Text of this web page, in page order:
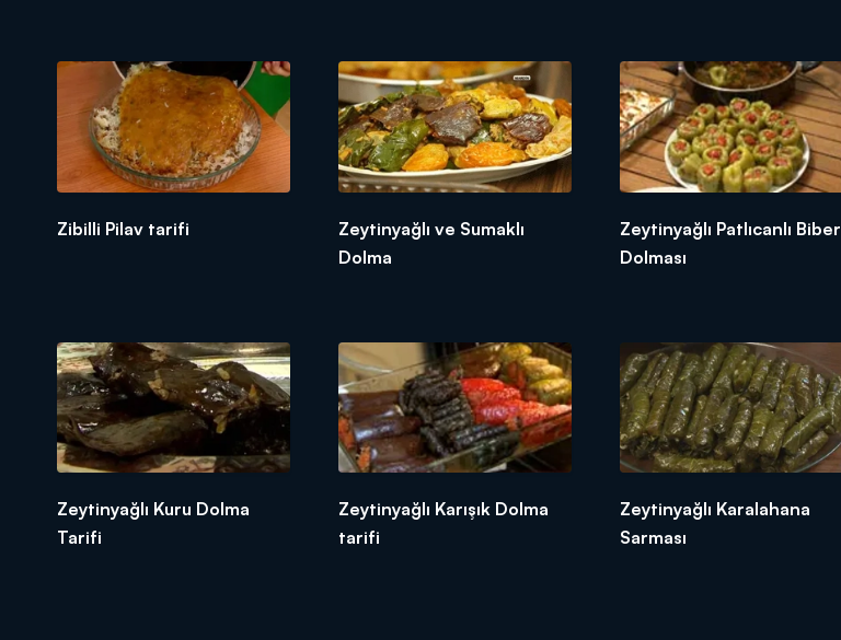
Zibilli Pilav tarifi
Zeytinyağlı ve Sumaklı
Dolma
Zeytinyağlı Patlıcanlı Biber
Dolması
Zeytinyağlı Kuru Dolma
Tarifi
Zeytinyağlı Karışık Dolma
tarifi
Zeytinyağlı Karalahana
Sarması